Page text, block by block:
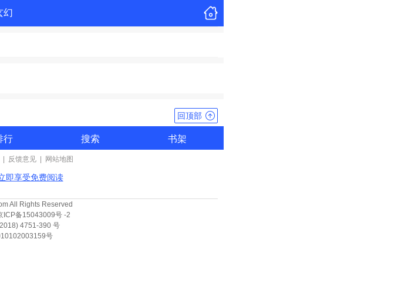
幻
回顶部
行 搜索 书架
反馈意见 网站地图
即享受免费阅读
All Rights Reserved
ICP备15043009号 -2
4751-390 号
号